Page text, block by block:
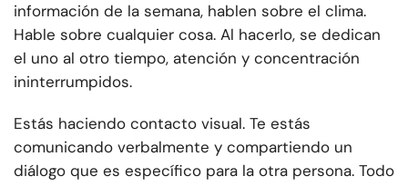
información de la semana, hablen sobre el clima.
Hable sobre cualquier cosa. Al hacerlo, se dedican
el uno al otro tiempo, atención y concentración
ininterrumpidos.
Estás haciendo contacto visual. Te estás
comunicando verbalmente y compartiendo un
diálogo que es específico para la otra persona. Todo